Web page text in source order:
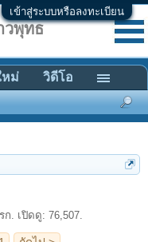
เข้าสู่ระบบหรือลงทะเบียน
. เปิดดู: 76,507.
พุทธ
หม่ วิดีโอ